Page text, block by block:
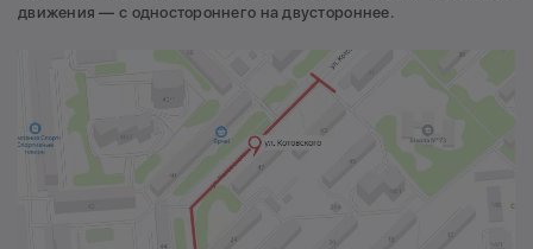
движения — с одностороннего на двустороннее.